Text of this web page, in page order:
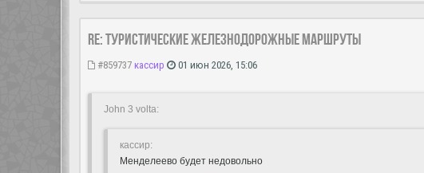
Re: Туристические железнодорожные маршруты
#859737 кассир 01 июн 2026, 15:06
John 3 volta:
кассир:
Менделеево будет недовольно